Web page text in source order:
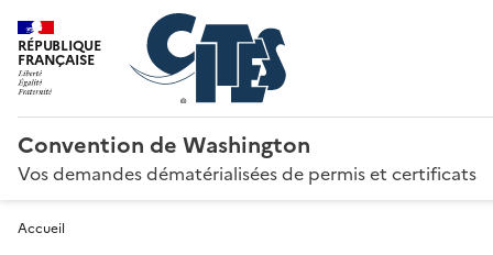
RÉPUBLIQUE
FRANÇAISE
Convention de Washington
Vos demandes dématérialisées de permis et certificats
Accueil